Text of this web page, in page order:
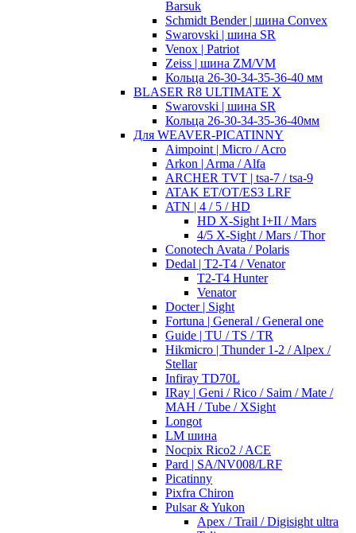
Barsuk
Schmidt Bender | шина Convex
Swarovski | шина SR
Venox | Patriot
Zeiss | шина ZM/VM
Кольца 26-30-34-35-36-40 мм
BLASER R8 ULTIMATE X
Swarovski | шина SR
Кольца 26-30-34-35-36-40мм
Для WEAVER-PICATINNY
Aimpoint | Micro / Acro
Arkon | Arma / Alfa
ARCHER TVT | tsa-7 / tsa-9
ATAK ET/OT/ES3 LRF
ATN | 4 / 5 / HD
HD X-Sight I+II / Mars
4/5 X-Sight / Mars / Thor
Conotech Avata / Polaris
Dedal | T2-T4 / Venator
T2-T4 Hunter
Venator
Docter | Sight
Fortuna | General / General one
Guide | TU / TS / TR
Hikmicro | Thunder 1-2 / Alpex /
Stellar
Infiray TD70L
IRay | Geni / Rico / Saim / Mate /
MAH / Tube / XSight
Longot
LM шина
Nocpix Rico2 / ACE
Pard | SA/NV008/LRF
Picatinny
Pixfra Chiron
Pulsar & Yukon
Apex / Trail / Digisight ultra